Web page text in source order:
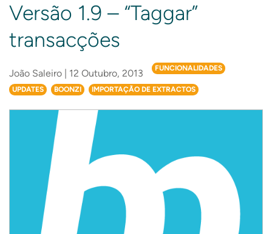
Versão 1.9 – “Taggar”
transacções
João Saleiro | 12 Outubro, 2013 FUNCIONALIDADES
UPDATES BOONZI IMPORTAÇÃO DE EXTRACTOS